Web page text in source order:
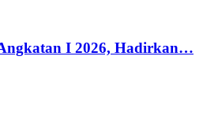
I 2026, Hadirkan…